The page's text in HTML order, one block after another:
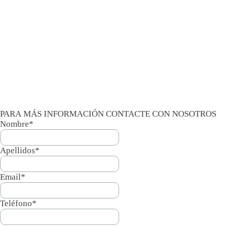
PARA MÁS INFORMACIÓN CONTACTE CON NOSOTROS
Nombre*
Apellidos*
Email*
Teléfono*